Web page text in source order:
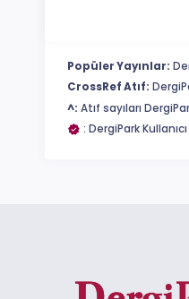
Popüler Yayınlar:
CrossRef Atıf:
^: Atıf sayıları
: DergiPark